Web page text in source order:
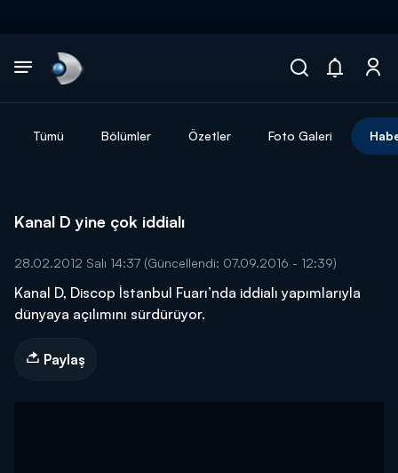
Tümü Bölümler Özetler Foto Galeri
Kanal D yine çok iddialı
28.02.2012 Salı 14:37 (Güncellendi: 07.09.2016 - 12:39)
Kanal D, Discop İstanbul Fuarı’nda iddialı yapımlarıyla
dünyaya açılımını sürdürüyor.
Paylaş